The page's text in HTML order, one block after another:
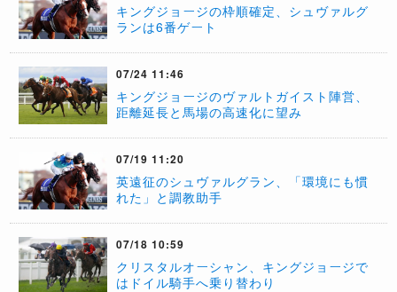
キングジョージの枠順確定、シュヴァルグ
ランは6番ゲート
07/24 11:46
キングジョージのヴァルトガイスト陣営、
距離延長と馬場の高速化に望み
07/19 11:20
英遠征のシュヴァルグラン、「環境にも慣
れた」と調教助手
07/18 10:59
​クリスタルオーシャン、キングジョージで
はドイル騎手へ乗り替わり